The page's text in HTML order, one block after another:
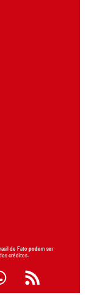
de Fato podem ser
créditos.